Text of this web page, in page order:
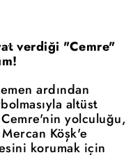
verdiği "Cemre"
ardından
altüst
yolculuğu,
Köşk'e
korumak için